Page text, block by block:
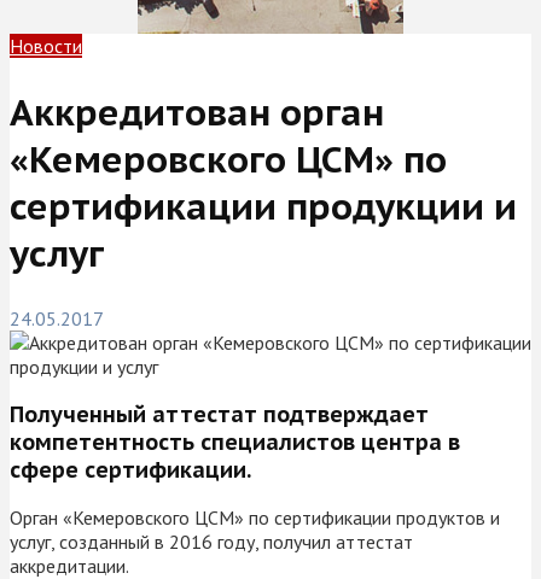
Новости
Аккредитован орган
«Кемеровского ЦСМ» по
сертификации продукции и
услуг
24.05.2017
Полученный аттестат подтверждает
компетентность специалистов центра в
сфере сертификации.
Орган «Кемеровского ЦСМ» по сертификации продуктов и
услуг, созданный в 2016 году, получил аттестат
аккредитации.